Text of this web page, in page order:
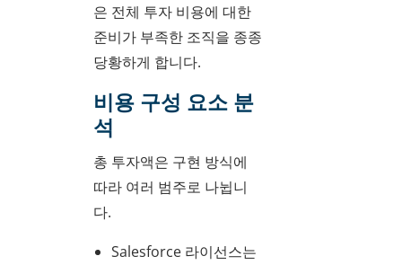
은 전체 투자 비용에 대한
준비가 부족한 조직을 종종
당황하게 합니다.
비용 구성 요소 분
석
총 투자액은 구현 방식에
따라 여러 범주로 나뉩니
다.
Salesforce 라이선스는